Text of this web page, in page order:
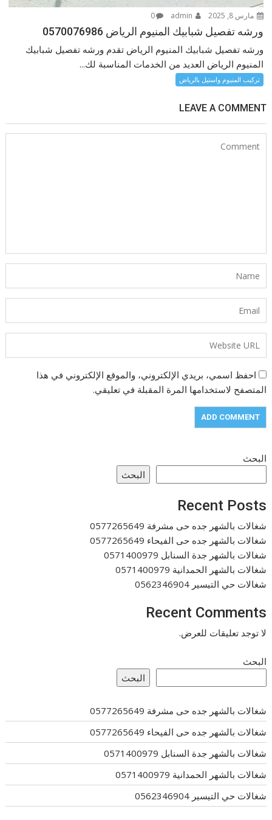
مارس 8, 2025 0
ورشه تفصيل شبابيك المنيوم الرياض 0570076986
ورشه تفصيل شبابيك المنيوم الرياض تقدم ورشه تفصيل شبابيك
المنيوم الرياض العديد من الخدمات المناسبة لك...
تركيب المنيوم واستيل بالرياض
LEAVE A COMMENT
احفظ اسمي، بريدي الإلكتروني، والموقع الإلكتروني في هذا
المتصفح لاستخدامها المرة المقبلة في تعليقي.
البحث
البحث
Recent Posts
شغالات بالشهر جده حى مشرفة 0577265649
شغالات بالشهر جده حى الفيحاء 0577265649
شغالات بالشهر جدة السنابل 0571400979
شغالات بالشهر الحمدانية 0571400979
شغالات حي التيسير 0562346904
Recent Comments
لا توجد تعليقات للعرض.
البحث
البحث
شغالات بالشهر جده حى مشرفة 0577265649
شغالات بالشهر جده حى الفيحاء 0577265649
شغالات بالشهر جدة السنابل 0571400979
شغالات بالشهر الحمدانية 0571400979
شغالات حي التيسير 0562346904